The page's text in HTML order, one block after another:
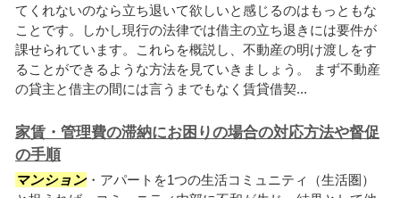
てくれないのなら立ち退いて欲しいと感じるのはもっともな
ことです。しかし現行の法律では借主の立ち退きには要件が
課せられています。これらを概説し、不動産の明け渡しをす
ることができるような方法を見ていきましょう。 まず不動産
の貸主と借主の間には言うまでもなく賃貸借契...
家賃・管理費の滞納にお困りの場合の対応方法や督促
の手順
マンション・アパートを1つの生活コミュニティ（生活圏）